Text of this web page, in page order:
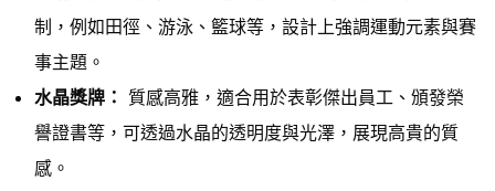
制，例如田徑、游泳、籃球等，設計上強調運動元素與賽
事主題。
水晶獎牌： 質感高雅，適合用於表彰傑出員工、頒發榮
譽證書等，可透過水晶的透明度與光澤，展現高貴的質
感。